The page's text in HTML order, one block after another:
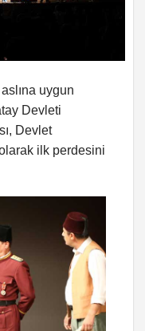
uygun
Devleti
Devlet
ilk perdesini